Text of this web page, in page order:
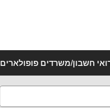
חשבון/משרדים פופולארים